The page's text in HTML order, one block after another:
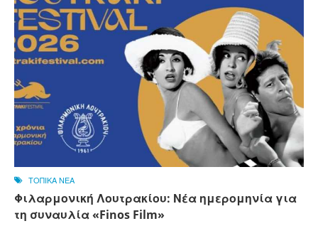
ΤΟΠΙΚΑ ΝΕΑ
Φιλαρμονική Λουτρακίου: Νέα ημερομηνία για
τη συναυλία «Finos Film»